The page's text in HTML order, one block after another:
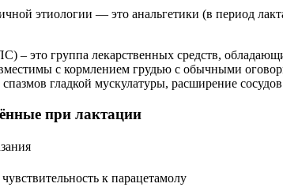
этиологии — это анальгетики (в период
– это группа лекарственных средств,
с кормлением грудью с обычными
гладкой мускулатуры, расширение
при лактации
к парацетамолу